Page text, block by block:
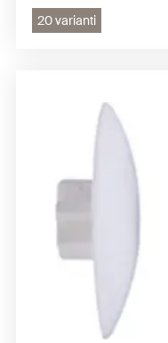
20 varianti